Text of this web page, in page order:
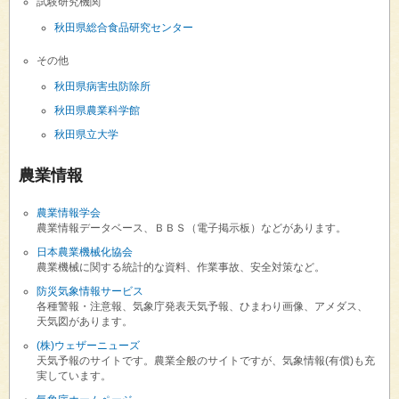
秋田県総合食品研究センター
その他
秋田県病害虫防除所
秋田県農業科学館
秋田県立大学
農業情報
農業情報学会
農業情報データベース、ＢＢＳ（電子掲示板）などがあります。
日本農業機械化協会
農業機械に関する統計的な資料、作業事故、安全対策など。
防災気象情報サービス
各種警報・注意報、気象庁発表天気予報、ひまわり画像、アメダス、
天気図があります。
(株)ウェザーニューズ
天気予報のサイトです。農業全般のサイトですが、気象情報(有償)も充
実しています。